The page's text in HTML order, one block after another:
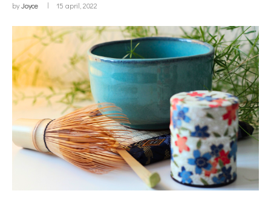
byJoyce 15 april, 2022